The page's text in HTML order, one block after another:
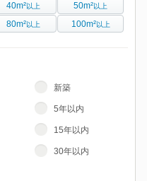
40m²以上 50m²以上
80m²以上 100m²以上
新築
5年以内
15年以内
30年以内